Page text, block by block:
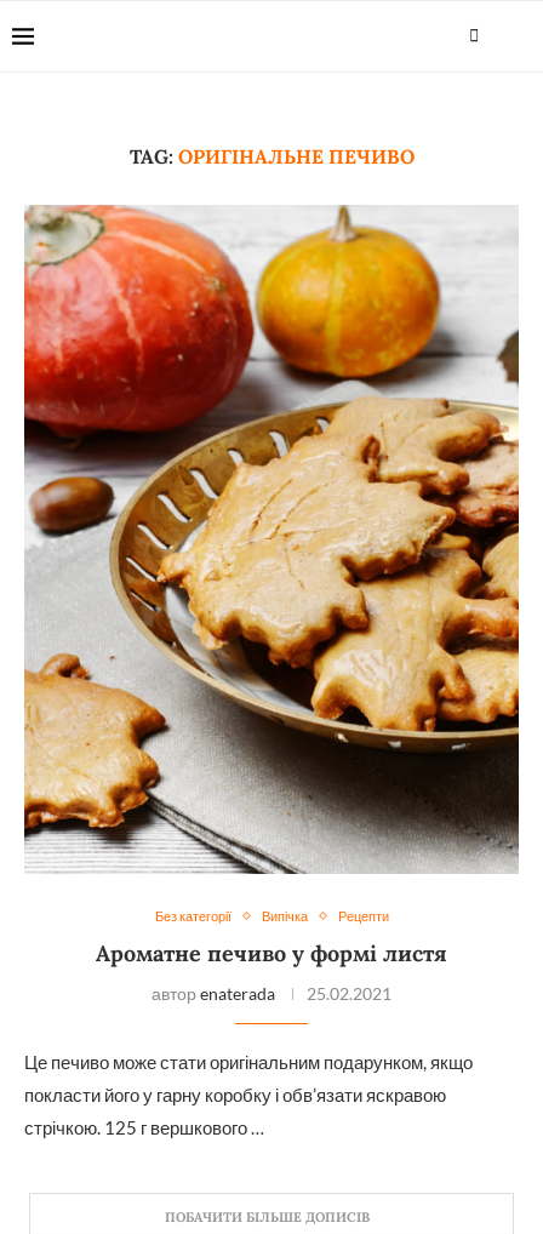
TAG: ОРИГІНАЛЬНЕ ПЕЧИВО
Без категорії Випічка Рецепти
Ароматне печиво у формі листя
автор enaterada 25.02.2021
Це печиво може стати оригінальним подарунком, якщо
покласти його у гарну коробку і обв’язати яскравою
стрічкою. 125 г вершкового …
ПОБАЧИТИ БІЛЬШЕ ДОПИСІВ